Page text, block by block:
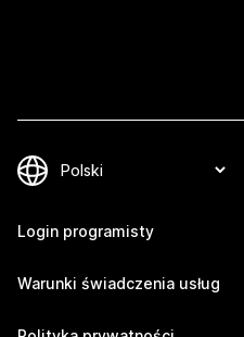
Login programisty
Warunki świadczenia usług